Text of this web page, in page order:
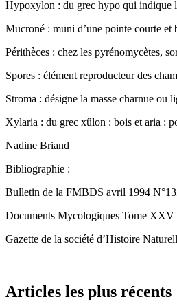
Hypoxylon : du grec hypo qui indique
Mucroné : muni d’une pointe courte et
Périthèces : chez les pyrénomycètes,
Spores : élément reproducteur des
Stroma : désigne la masse charnue ou
Xylaria : du grec xûlon : bois et aria :
Nadine Briand
Bibliographie :
Bulletin de la FMBDS avril 1994
Documents Mycologiques Tome XXV
Gazette de la société d’Histoire
Articles les plus récents